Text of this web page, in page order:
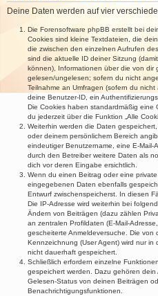
Deine Daten werden auf vier
Die Forensoftware phpBB erstellt bei
Cookies sind kleine Textdateien, die
die zwischen den einzelnen Aufrufen
sind die aktuelle ID deiner Sitzung
können), Informationen über die von dir
gelesen/ungelesen; sofern du nicht
Teilnahme an Umfragen (sofern du
deine Benutzer-ID, ein
Die Cookies haben standardmäßig eine
du jederzeit über die Funktion „Alle
Weiterhin werden die Daten
oder deinem persönlichem Bereich
eindeutiger Benutzername, eine E-Mail-
durch den Betreiber weitere Daten als
dich vor deren Eingabe ersichtlich.
Wenn du einen Beitrag oder eine
eingegebenen Daten ebenfalls
Entwurf zwischenspeicherst. In diesen
Die IP-Adresse wird weiterhin bei
Ändern von Beiträgen (dazu zählen
an zentralen Profildaten (E-Mail-
gescheiterte Anmeldeversuche. Die von
Kennzeichnung (User Agent) wird nur in
nicht dauerhaft gespeichert.
Schließlich erfordern einzelne
gespeichert werden. Dazu gehören
Gelesen-Status von deinen Beiträgen
Benachrichtigungsfunktionen.